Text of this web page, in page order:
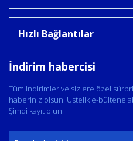
Hızlı Bağlantılar
İndirim habercisi
Tüm indirimler ve sizlere özel
haberiniz olsun. Üstelik e-bültene
Şimdi kayıt olun.